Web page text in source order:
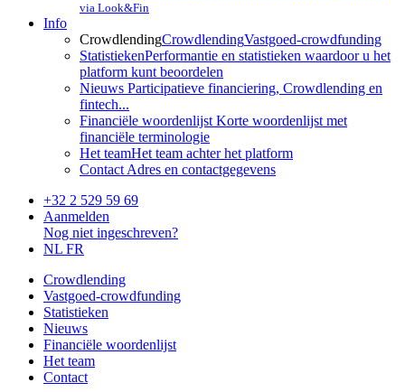
via Look&Fin
Info
CrowdlendingCrowdlendingVastgoed-crowdfunding
StatistiekenPerformantie en statistieken waardoor u het
platform kunt beoordelen
Nieuws Participatieve financiering, Crowdlending en
fintech...
Financiële woordenlijst Korte woordenlijst met
financiële terminologie
Het teamHet team achter het platform
Contact Adres en contactgegevens
+32 2 529 59 69
Aanmelden
Nog niet ingeschreven?
NL FR
Crowdlending
Vastgoed-crowdfunding
Statistieken
Nieuws
Financiële woordenlijst
Het team
Contact